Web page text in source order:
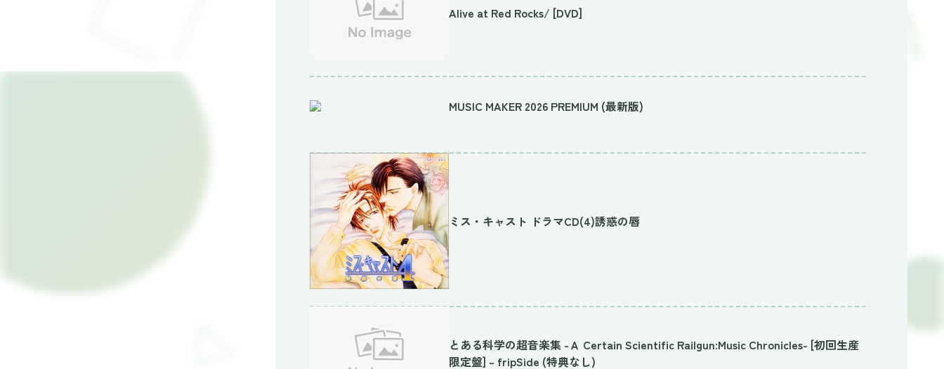
Alive at Red Rocks/ [DVD]
MUSIC MAKER 2026 PREMIUM (最新版)
ミス・キャスト ドラマCD(4)誘惑の唇
とある科学の超音楽集 -Ａ Certain Scientific Railgun:Music Chronicles- [初回生産
限定盤] – fripSide (特典なし)